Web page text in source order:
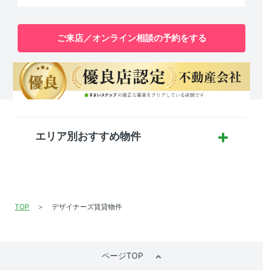
ご来店／オンライン相談の予約をする
エリア別おすすめ物件
TOP デザイナーズ賃貸物件
ページTOP